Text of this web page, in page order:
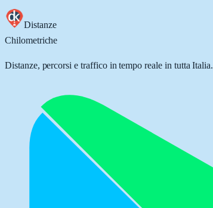
Distanze
Chilometriche
Distanze, percorsi e traffico in tempo reale in tutta Italia.